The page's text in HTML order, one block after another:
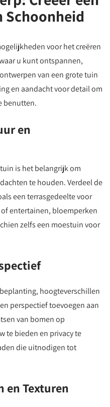
Schoonheid
voor het creëren
u kunt ontspannen,
van een grote tuin
en aandacht voor detail om
benutten.
en
is het belangrijk om
te houden. Verdeel de
een terrasgedeelte voor
entertainen, bloemperken
zelfs een moestuin voor
hoogteverschillen
perspectief toevoegen aan
van bomen op
te bieden en privacy te
die uitnodigen tot
en Texturen